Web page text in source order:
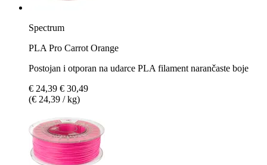
Spectrum
PLA Pro Carrot Orange
Postojan i otporan na udarce PLA filament narančaste boje
€ 24,39 € 30,49
(€ 24,39 / kg)